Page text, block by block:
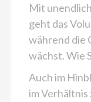
Mit
geht das
während die
wächst. Wie
Auch im
im Verhältnis